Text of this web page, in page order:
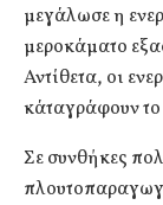
μεγάλωσε η
μεροκάματο
Αντίθετα, οι
κάταγράφουν
Σε συνθήκες